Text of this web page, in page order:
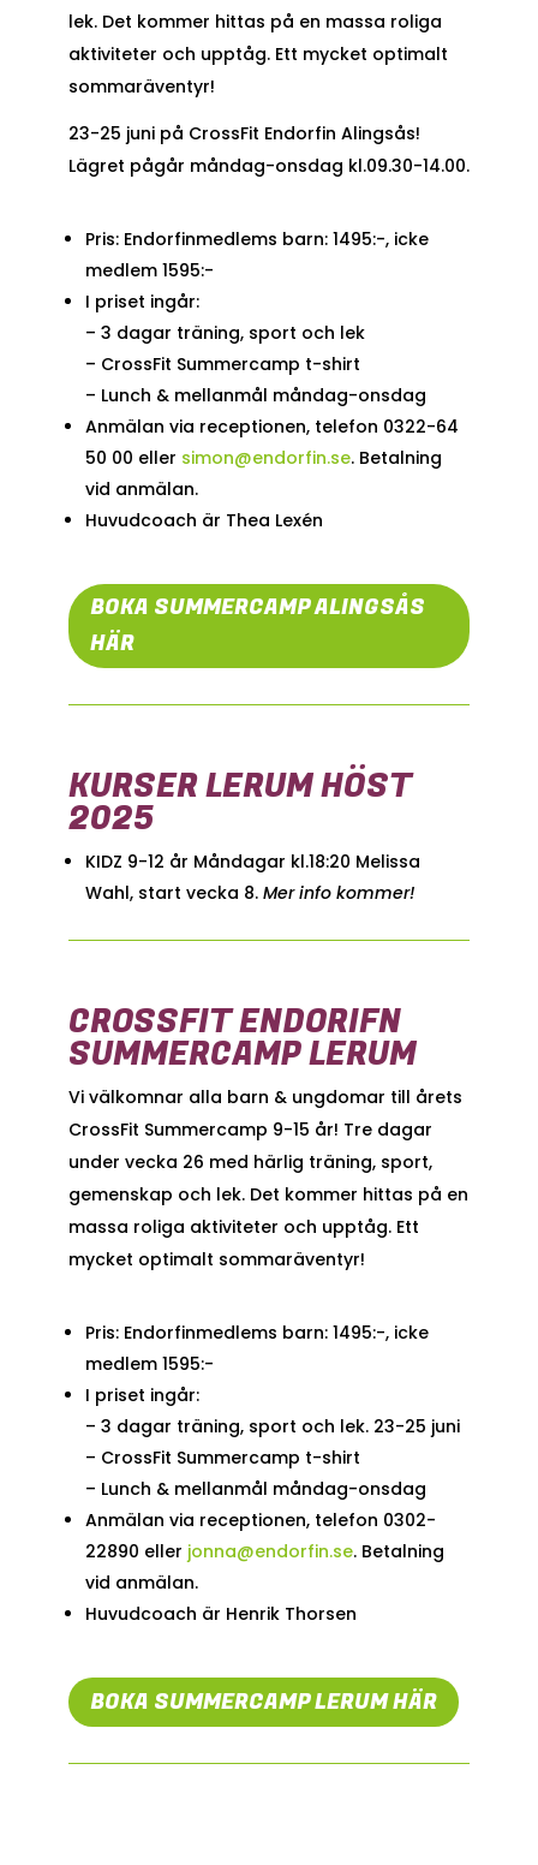
lek. Det kommer hittas på en massa roliga
aktiviteter och upptåg. Ett mycket optimalt
sommaräventyr!
23-25 juni på CrossFit Endorfin Alingsås!
Lägret pågår måndag-onsdag kl.09.30-14.00.
Pris: Endorfinmedlems barn: 1495:-, icke
medlem 1595:-
I priset ingår:
– 3 dagar träning, sport och lek
– CrossFit Summercamp t-shirt
– Lunch & mellanmål måndag-onsdag
Anmälan via receptionen, telefon 0322-64
50 00 eller simon@endorfin.se. Betalning
vid anmälan.
Huvudcoach är Thea Lexén
BOKA SUMMERCAMP ALINGSÅS
HÄR
KURSER LERUM HÖST
2025
KIDZ 9-12 år Måndagar kl.18:20 Melissa
Wahl, start vecka 8. Mer info kommer!
CROSSFIT ENDORIFN
SUMMERCAMP LERUM
Vi välkomnar alla barn & ungdomar till årets
CrossFit Summercamp 9-15 år! Tre dagar
under vecka 26 med härlig träning, sport,
gemenskap och lek. Det kommer hittas på en
massa roliga aktiviteter och upptåg. Ett
mycket optimalt sommaräventyr!
Pris: Endorfinmedlems barn: 1495:-, icke
medlem 1595:-
I priset ingår:
– 3 dagar träning, sport och lek. 23-25 juni
– CrossFit Summercamp t-shirt
– Lunch & mellanmål måndag-onsdag
Anmälan via receptionen, telefon 0302-
22890 eller jonna@endorfin.se. Betalning
vid anmälan.
Huvudcoach är Henrik Thorsen
BOKA SUMMERCAMP LERUM HÄR